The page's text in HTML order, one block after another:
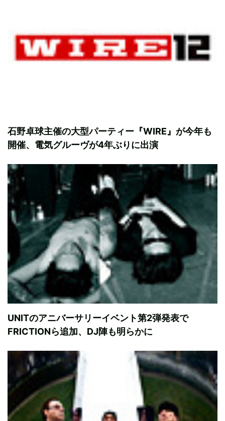
石野卓球主催の大型パーティー『WIRE』が今年も
開催、電気グルーヴが4年ぶりに出演
UNITのアニバーサリーイベント第2弾発表で
FRICTIONら追加、DJ陣も明らかに